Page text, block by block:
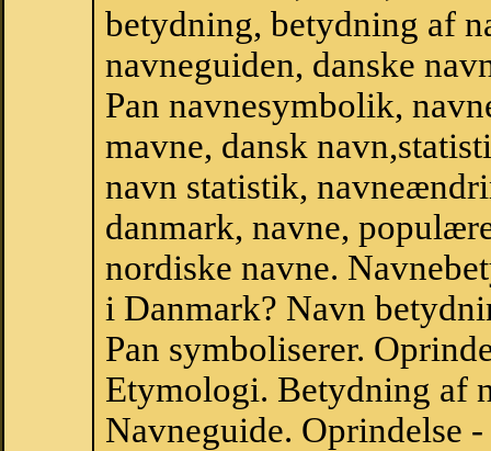
betydning, betydning af
navneguiden, danske
Pan navnesymbolik,
mavne, dansk
navn statistik,
danmark, navne,
nordiske navne.
i Danmark? Navn
Pan symboliserer.
Etymologi. Betydning af
Navneguide. Oprindelse